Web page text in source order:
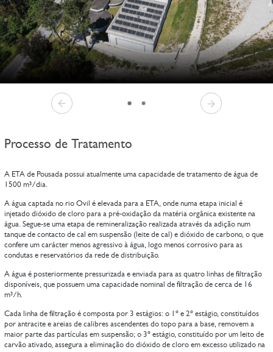
Processo de Tratamento
A ETA de Pousada possui atualmente uma capacidade de tratamento de água de
1500 m³/dia.
A água captada no rio Ovil é elevada para a ETA, onde numa etapa inicial é
injetado dióxido de cloro para a pré-oxidação da matéria orgânica existente na
água. Segue-se uma etapa de remineralização realizada através da adição num
tanque de contacto de cal em suspensão (leite de cal) e dióxido de carbono, o que
confere um carácter menos agressivo à água, logo menos corrosivo para as
condutas e reservatórios da rede de distribuição.
A água é posteriormente pressurizada e enviada para as quatro linhas de filtração
disponíveis, que possuem uma capacidade nominal de filtração de cerca de 16
m³/h.
Cada linha de filtração é composta por 3 estágios: o 1º e 2º estágio, constituídos
por antracite e areias de calibres ascendentes do topo para a base, removem a
maior parte das partículas em suspensão; o 3º estágio, constituído por um leito de
carvão ativado, assegura a eliminação do dióxido de cloro em excesso utilizado na